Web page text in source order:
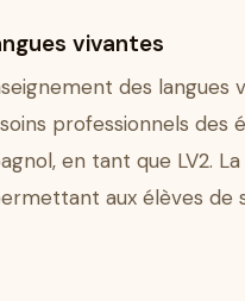
vivantes
des
professionnels des
en tant que LV2.
aux élèves de